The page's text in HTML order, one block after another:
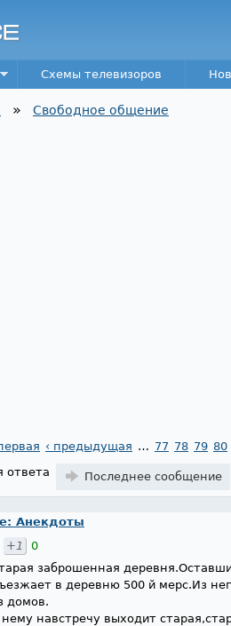
Схемы телевизоров
» Свободное общение
‹ предыдущая … 77 78 79 80
ответа Последнее сообщение
Анекдоты
+1
0
заброшенная
в деревню 500 й мерс.Из
домов.
навстречу выходит